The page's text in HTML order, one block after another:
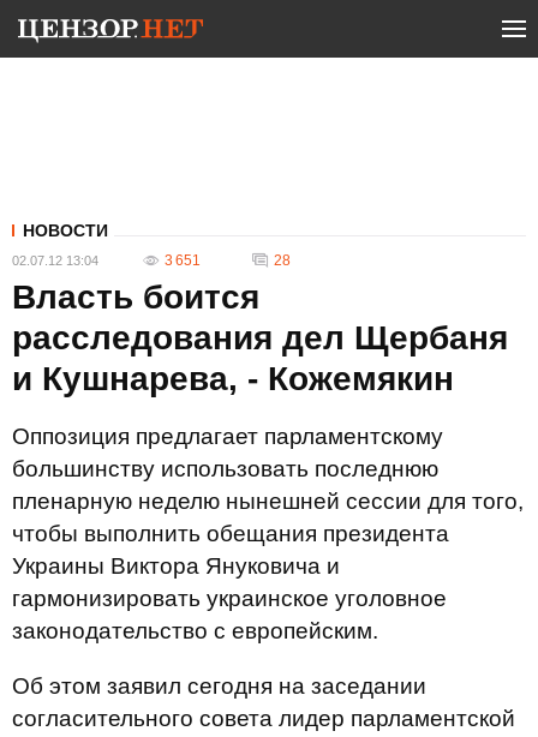
НОВОСТИ
02.07.12 13:04 3 651 28
Власть боится
расследования дел Щербаня
и Кушнарева, - Кожемякин
Оппозиция предлагает парламентскому
большинству использовать последнюю
пленарную неделю нынешней сессии для того,
чтобы выполнить обещания президента
Украины Виктора Януковича и
гармонизировать украинское уголовное
законодательство с европейским.
Об этом заявил сегодня на заседании
согласительного совета лидер парламентской